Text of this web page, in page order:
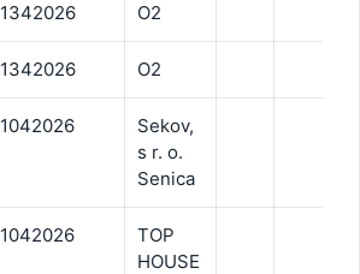
1342026 O2
1342026 O2
1042026
Sekov,
s r. o.
Senica
1042026
TOP
HOUSE